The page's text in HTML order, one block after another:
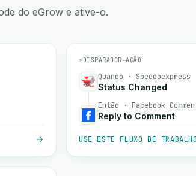
do eGrow e ative-o.
⚡ DISPARADOR→AÇÃO
Quando · Speedoexpress
Status Changed
Então · Facebook
Reply to Comment
USE ESTE FLUXO DE